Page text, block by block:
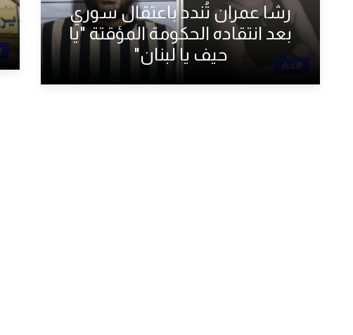
الأخبار
رشا عمران تُندد باعتقال سوري
بعد انتقاده الحكومة المؤقتة "يا
حيف يا لبنان"